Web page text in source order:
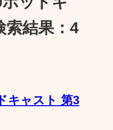
索結果：4
キャスト 第3